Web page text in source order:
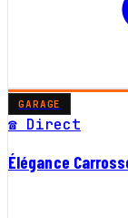
GARAGE
☎ Direct
Élégance